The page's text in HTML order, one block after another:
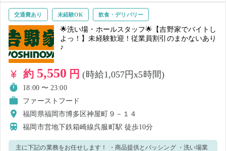
交通費あり 未経験OK 飲食・デリバリー
🌟洗い場・ホールスタッフ🌟【吉野家でバイトし
よっ！】未経験歓迎！従業員割引のまかないあり
♪
約 5,550 円(時給1,057円x5時間)
18:00 〜 23:00
ファーストフード
福岡県福岡市博多区神屋町９－１４
福岡市営地下鉄箱崎線呉服町駅 徒歩10分
主に下記の業務をお任せします！ ・商品提供とバッシング ・洗い場業